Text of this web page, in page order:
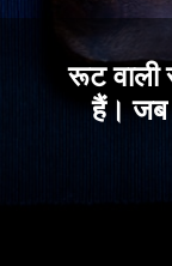
रूट वाली
हैं। जब